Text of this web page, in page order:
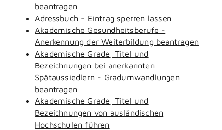
beantragen
Adressbuch - Eintrag sperren lassen
Akademische Gesundheitsberufe -
Anerkennung der Weiterbildung beantragen
Akademische Grade, Titel und
Bezeichnungen bei anerkannten
Spätaussiedlern - Gradumwandlungen
beantragen
Akademische Grade, Titel und
Bezeichnungen von ausländischen
Hochschulen führen